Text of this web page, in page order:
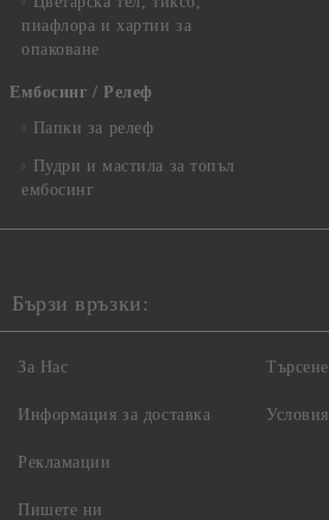
пиафлора и хартии за
опаковане
Ембосинг / Релеф
Папки за релеф
Пудри и мастила за топъл
ембосинг
Бързи връзки:
За Нас
Информация за доставка
Рекламации
Пишете ни
Търсене
Условия